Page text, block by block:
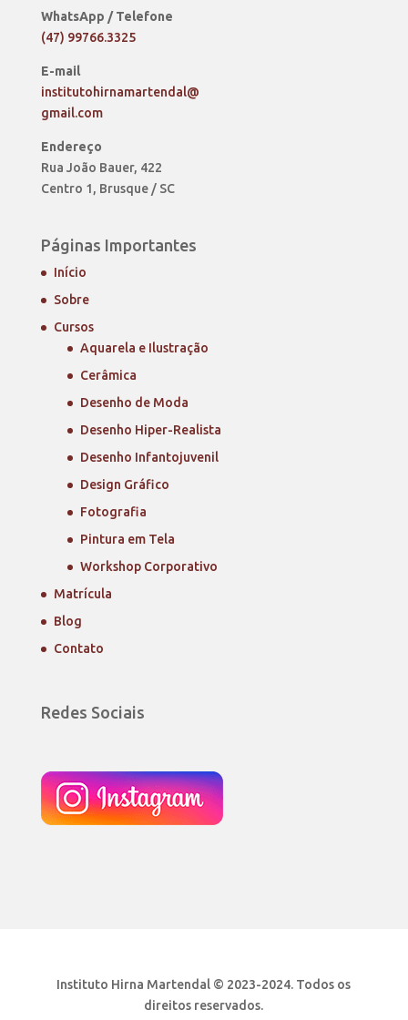
WhatsApp / Telefone
(47) 99766.3325
E-mail
institutohirnamartendal@
gmail.com
Endereço
Rua João Bauer, 422
Centro 1, Brusque / SC
Páginas Importantes
Início
Sobre
Cursos
Aquarela e Ilustração
Cerâmica
Desenho de Moda
Desenho Hiper-Realista
Desenho Infantojuvenil
Design Gráfico
Fotografia
Pintura em Tela
Workshop Corporativo
Matrícula
Blog
Contato
Redes Sociais
Instituto Hirna Martendal © 2023-2024. Todos os
direitos reservados.